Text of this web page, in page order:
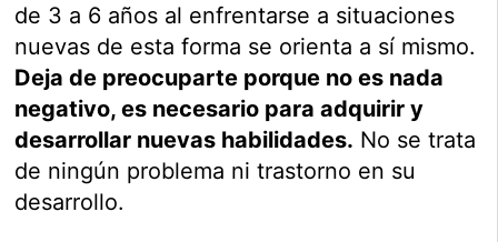
de 3 a 6 años al enfrentarse a situaciones
nuevas de esta forma se orienta a sí mismo.
Deja de preocuparte porque no es nada
negativo, es necesario para adquirir y
desarrollar nuevas habilidades. No se trata
de ningún problema ni trastorno en su
desarrollo.